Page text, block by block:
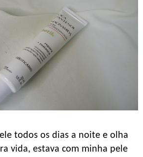
todos os dias a noite e olha
vida, estava com minha pele